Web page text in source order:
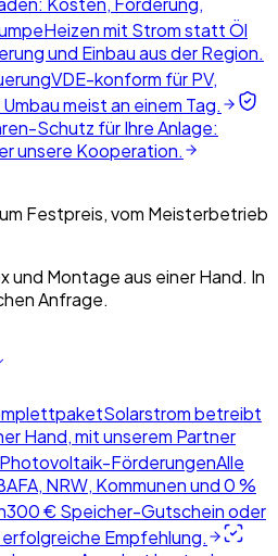
Heizen mit Strom statt Öl
und Einbau aus der Region.
VDE-konform für PV,
meist an einem Tag.
Schutz für Ihre Anlage:
unsere Kooperation.
Festpreis, vom Meisterbetrieb
und Montage aus einer Hand. In
Anfrage.
Solarstrom betreibt
Hand, mit unserem Partner
Photovoltaik-FörderungenAlle
NRW, Kommunen und 0 %
300 € Speicher-Gutschein oder
Empfehlung.